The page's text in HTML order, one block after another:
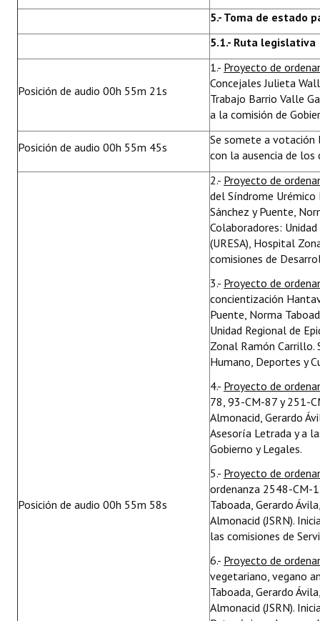
5.- Toma de estado
5.1.- Ruta legislativa
Posición de audio 00h 55m 21s
1.- Proyecto de
Concejales Julieta
Trabajo Barrio Valle
a la comisión de
Posición de audio 00h 55m 45s
Se somete a votación
con la ausencia de los
Posición de audio 00h 55m 58s
2.- Proyecto de
del Síndrome Urémico
Sánchez y Puente,
Colaboradores:
(URESA), Hospital
comisiones de
3.- Proyecto de
concientización
Puente, Norma
Unidad Regional de
Zonal Ramón Carrillo.
Humano, Deportes y
4.- Proyecto de
78, 93-CM-87 y 251-
Almonacid, Gerardo
Asesoría Letrada y a
Gobierno y Legales.
5.- Proyecto de
ordenanza 2548-CM-
Taboada, Gerardo
Almonacid (JSRN).
las comisiones de
6.- Proyecto de
vegetariano, vegano
Taboada, Gerardo
Almonacid (JSRN).